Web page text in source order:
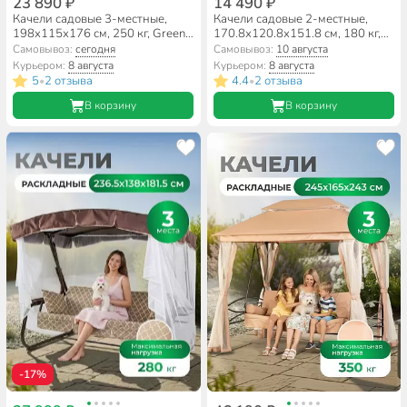
Качели садовые 3-местные,
198х115х176 см, 250 кг, Green
Days, с москитной сеткой,
коричневые, LG5400M-dp1,
металл
Самовывоз:сегодня
Курьером:8 августа
5•2 отзыва
В корзину
Качели садовые 2-местные,
170.8х120.8х151.8 см, 180 кг,
Olsa, Эльф, зеленые, Листики,
подушка, с1802, металл
Самовывоз: 10 августа
Курьером: 8 августа
4.4•2 отзыва
В корзину
-17%